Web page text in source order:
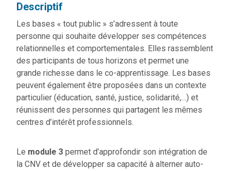
Descriptif
Les bases « tout public » s’adressent à toute
personne qui souhaite développer ses compétences
relationnelles et comportementales. Elles rassemblent
des participants de tous horizons et permet une
grande richesse dans le co-apprentissage. Les bases
peuvent également être proposées dans un contexte
particulier (éducation, santé, justice, solidarité,…) et
réunissent des personnes qui partagent les mêmes
centres d’intérêt professionnels.
Le module 3 permet d’approfondir son intégration de
la CNV et de développer sa capacité à alterner auto-